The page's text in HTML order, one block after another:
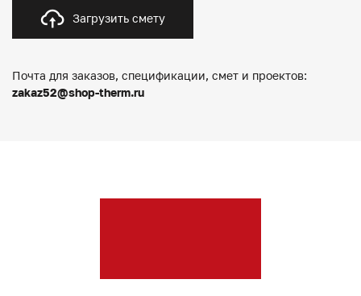
Загрузить смету
Почта для заказов, спецификации, смет и проектов:
zakaz52@shop-therm.ru